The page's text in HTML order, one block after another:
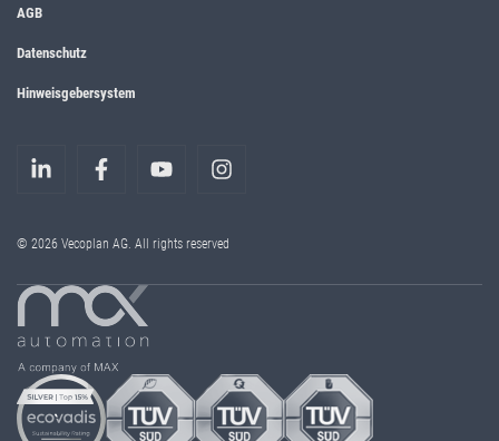
AGB
Datenschutz
Hinweisgebersystem
© 2026 Vecoplan AG. All rights reserved